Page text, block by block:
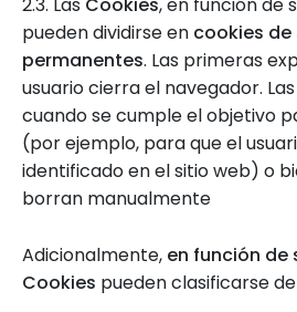
pueden dividirse en cookies de
permanentes. Las primeras
usuario cierra el navegador.
cuando se cumple el objetivo
(por ejemplo, para que el
identificado en el sitio web) o
borran manualmente
Adicionalmente, en función de
Cookies pueden clasificarse